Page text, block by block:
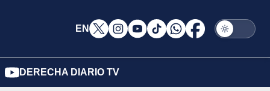
EN
DERECHA DIARIO TV